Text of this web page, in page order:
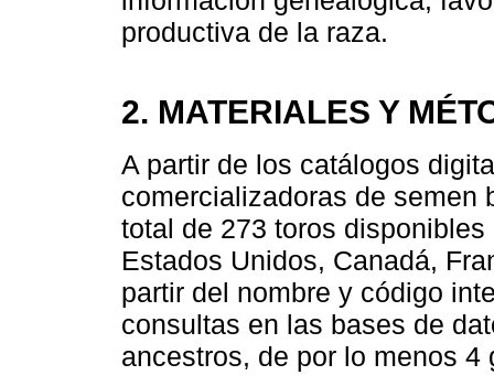
productiva de la raza.
2. MATERIALES Y
A partir de los catálogos
comercializadoras de semen
total de 273 toros
Estados Unidos, Canadá,
partir del nombre y código
consultas en las bases de
ancestros, de por lo menos 4